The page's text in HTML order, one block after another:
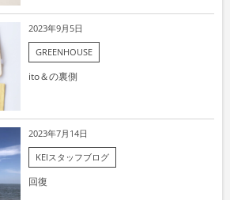
2023年9月5日
GREENHOUSE
ito＆の裏側
2023年7月14日
KEIスタッフブログ
回復